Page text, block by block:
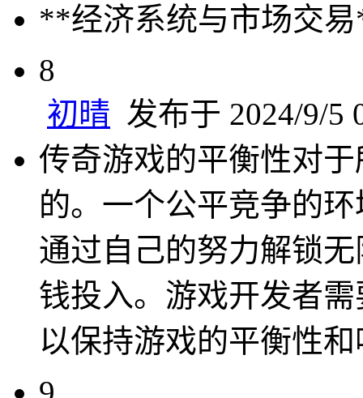
**经济系统与市场交
8
初晴 发布于 2024/9/5
传奇游戏的平衡性对
的。一个公平竞争的
通过自己的努力解锁
钱投入。游戏开发者
以保持游戏的平衡性